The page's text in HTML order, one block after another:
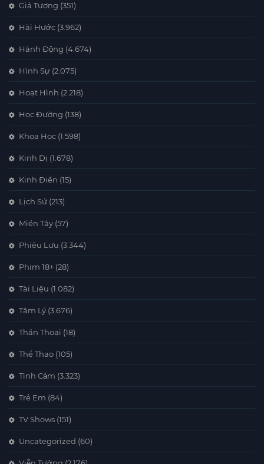
Giả Tượng (351)
Hài Hước (3.962)
Hành Động (4.674)
Hình Sự (2.075)
Hoạt Hình (2.218)
Học Đường (138)
Khoa Học (1.598)
Kinh Dị (1.678)
Kinh Điển (15)
Lịch Sử (213)
Miền Tây (57)
Phiêu Lưu (3.344)
Phim 18+ (28)
Tài Liệu (1.082)
Tâm Lý (3.676)
Thần Thoại (18)
Thể Thao (105)
Tình Cảm (3.323)
Trẻ Em (84)
TV Shows (151)
Uncategorized (60)